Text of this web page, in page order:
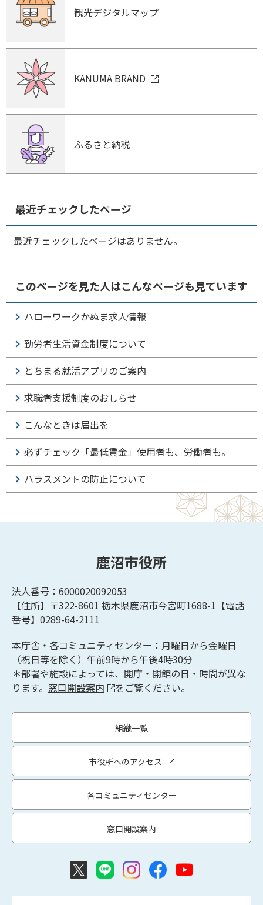
観光デジタルマップ
KANUMA BRAND
ふるさと納税
最近チェックしたページ
最近チェックしたページはありません。
このページを見た人はこんなページも見ています
ハローワークかぬま求人情報
勤労者生活資金制度について
とちまる就活アプリのご案内
求職者支援制度のおしらせ
こんなときは届出を
必ずチェック「最低賃金」使用者も、労働者も。
ハラスメントの防止について
鹿沼市役所
法人番号：6000020092053
【住所】〒322-8601 栃木県鹿沼市今宮町1688-1【電話
番号】0289-64-2111
本庁舎・各コミュニティセンター：月曜日から金曜日
（祝日等を除く）午前9時から午後4時30分
＊部署や施設によっては、開庁・開館の日・時間が異な
ります。 窓口開設案内 をご覧ください。
組織一覧
市役所へのアクセス
各コミュニティセンター
窓口開設案内